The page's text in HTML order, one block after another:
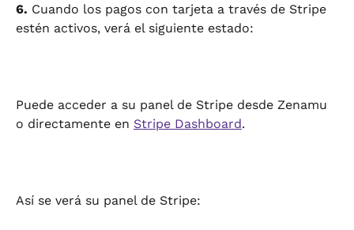
6. Cuando los pagos con tarjeta a través de Stripe
estén activos, verá el siguiente estado:
Puede acceder a su panel de Stripe desde Zenamu
o directamente en Stripe Dashboard.
Así se verá su panel de Stripe: